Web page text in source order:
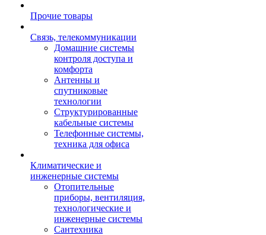
Прочие товары
Связь, телекоммуникации
Домашние системы
контроля доступа и
комфорта
Антенны и
спутниковые
технологии
Структурированные
кабельные системы
Телефонные системы,
техника для офиса
Климатические и
инженерные системы
Отопительные
приборы, вентиляция,
технологические и
инженерные системы
Сантехника